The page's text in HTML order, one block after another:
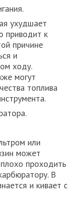
ухудшает
приводит к
причине
и
ходу.
могут
топлива
или
может
проходить
В
и кивает с